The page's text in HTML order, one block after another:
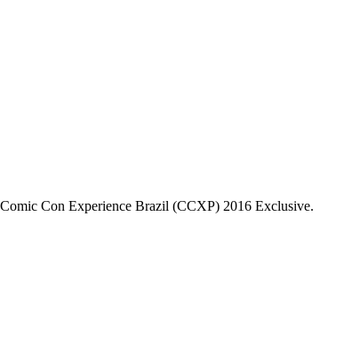
Con Experience Brazil (CCXP) 2016 Exclusive.